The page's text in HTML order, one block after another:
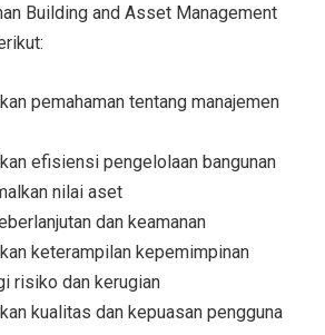
Building and Asset Management
pemahaman tentang manajemen
efisiensi pengelolaan bangunan
nilai aset
dan keamanan
keterampilan kepemimpinan
risiko dan kerugian
kualitas dan kepuasan pengguna